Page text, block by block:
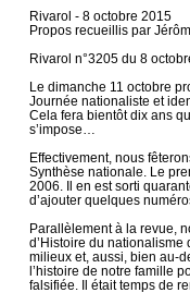
Rivarol - 8 octobre 2015
Propos recueillis par
Rivarol n°3205 du 8
Le dimanche 11 octobre
Journée nationaliste et
Cela fera bientôt dix ans
s’impose…
Effectivement, nous
Synthèse nationale. Le
2006. Il en est sorti
d’ajouter quelques
Parallèlement à la revue,
d’Histoire du
milieux et, aussi, bien au-
l’histoire de notre famille
falsifiée. Il était temps de